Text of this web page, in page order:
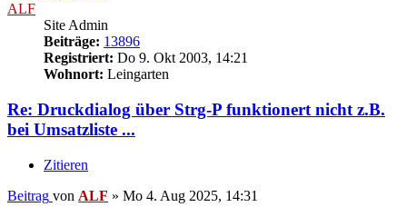
ALF
Site Admin
Beiträge: 13896
Registriert: Do 9. Okt 2003, 14:21
Wohnort: Leingarten
Re: Druckdialog über Strg-P funktionert nicht z.B.
bei Umsatzliste ...
Zitieren
Beitrag von ALF » Mo 4. Aug 2025, 14:31